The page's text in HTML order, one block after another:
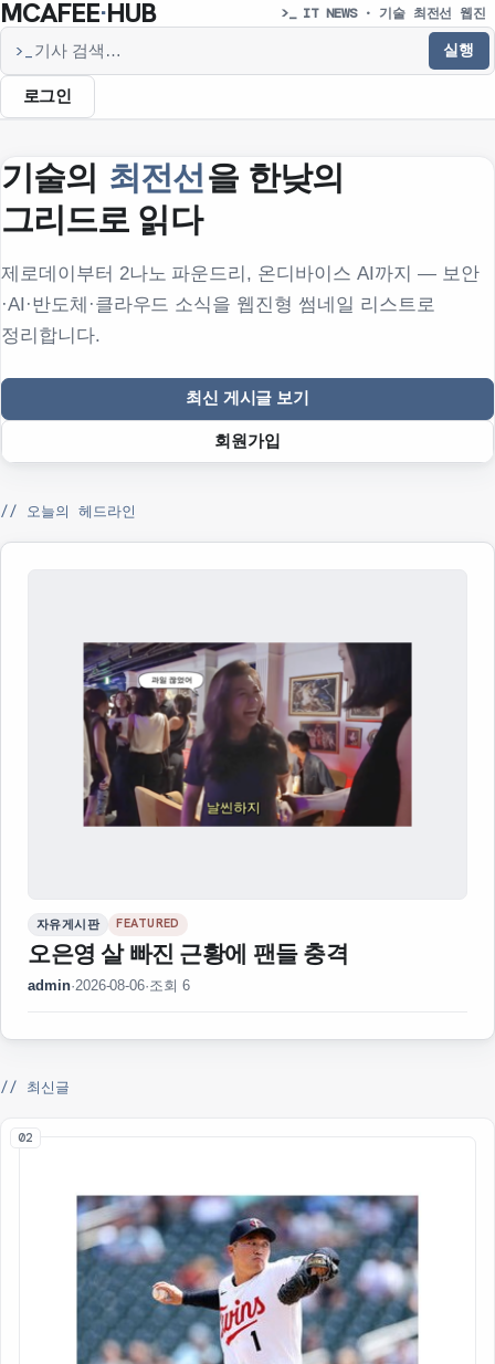
MCAFEE·HUB >_ IT NEWS · 기술 최전선 웹진
>_
기사 검색
실행
로그인
기술의 최전선을 한낮의
그리드로 읽다
제로데이부터 2나노 파운드리, 온디바이스 AI까지 — 보안
·AI·반도체·클라우드 소식을 웹진형 썸네일 리스트로
정리합니다.
최신 게시글 보기
회원가입
// 오늘의 헤드라인
자유게시판 FEATURED
오은영 살 빠진 근황에 팬들 충격
admin·2026-08-06·조회 6
// 최신글
02